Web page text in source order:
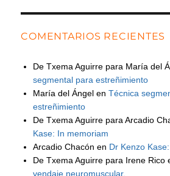
COMENTARIOS RECIENTES
De Txema Aguirre para María del
segmental para estreñimiento
María del Ángel enTécnica
estreñimiento
De Txema Aguirre para Arcadio
Kase: In memoriam
Arcadio Chacón en Dr Kenzo
De Txema Aguirre para Irene Rico
vendaje neuromuscular.